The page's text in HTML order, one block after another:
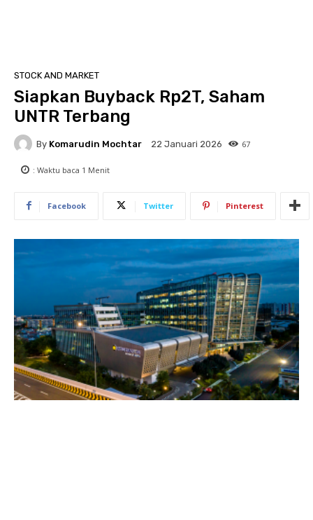
STOCK AND MARKET
Siapkan Buyback Rp2T, Saham
UNTR Terbang
By Komarudin Mochtar 22 Januari 2026 67
: Waktu baca 1 Menit
Facebook Twitter Pinterest